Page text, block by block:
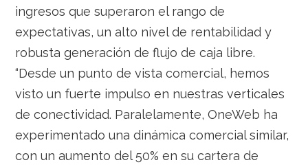
ingresos que superaron el rango de
expectativas, un alto nivel de rentabilidad y
robusta generación de flujo de caja libre.
“Desde un punto de vista comercial, hemos
visto un fuerte impulso en nuestras verticales
de conectividad. Paralelamente, OneWeb ha
experimentado una dinámica comercial similar,
con un aumento del 50% en su cartera de